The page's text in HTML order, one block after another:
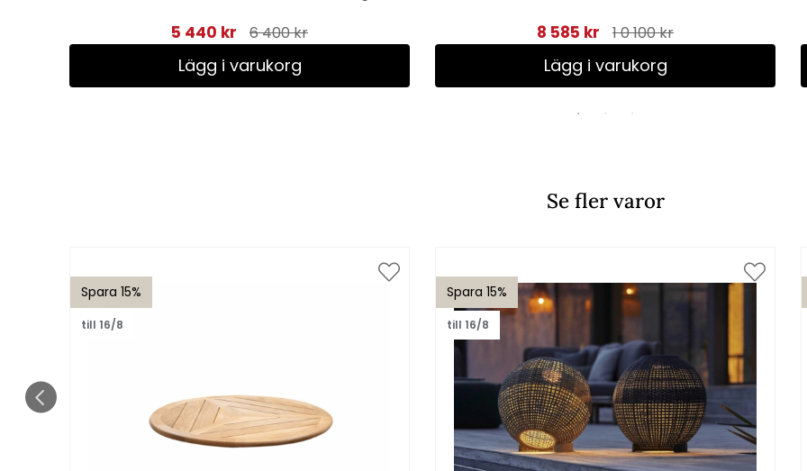
5 440 kr 6 400 kr
Lägg i varukorg
8 585 kr 1 0 100 kr
Lägg i varukorg
Se fler varor
Spara 15%
till 16/8
Spara 15%
till 16/8